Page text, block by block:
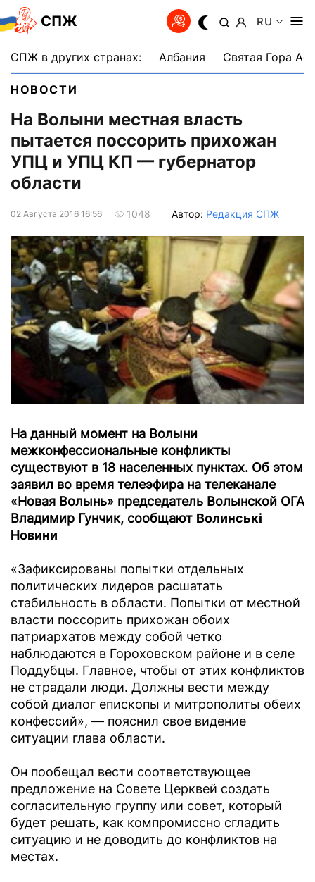
СПЖ RU
СПЖ в других странах: Албания Святая Гора
НОВОСТИ
На Волыни местная власть
пытается поссорить прихожан
УПЦ и УПЦ КП — губернатор
области
02 Августа 2016 16:56 1048 Автор: Редакция СПЖ
На данный момент на Волыни
межконфессиональные конфликты
существуют в 18 населенных пунктах. Об этом
заявил во время телеэфира на телеканале
«Новая Волынь» председатель Волынской ОГА
Владимир Гунчик, сообщают Волинські
Новини
«Зафиксированы попытки отдельных
политических лидеров расшатать
стабильность в области. Попытки от местной
власти поссорить прихожан обоих
патриархатов между собой четко
наблюдаются в Гороховском районе и в селе
Поддубцы. Главное, чтобы от этих конфликтов
не страдали люди. Должны вести между
собой диалог епископы и митрополиты обеих
конфессий», — пояснил свое видение
ситуации глава области.
Он пообещал вести соответствующее
предложение на Совете Церквей создать
согласительную группу или совет, который
будет решать, как компромиссно сгладить
ситуацию и не доводить до конфликтов на
местах.